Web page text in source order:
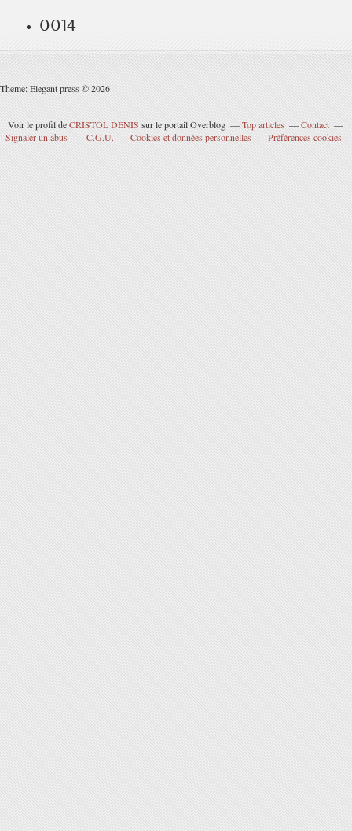
0014
Theme: Elegant press © 2026
Voir le profil deCRISTOL DENIS sur le portail Overblog Top articles
Contact
Signaler un abus
C.G.U. Cookies et données personnelles Préférences cookies